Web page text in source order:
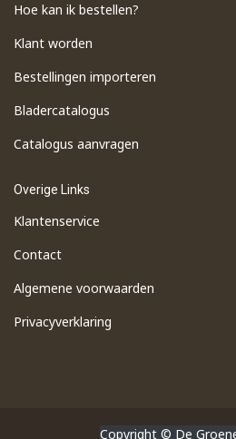
Hoe kan ik bestellen?
Klant worden
Bestellingen importeren
​Bladercatalogus
​Catalogus aanvragen
Overige Links
Klantenservice
Contact
Algemene voorwaarden
Privacyverklaring
Copyright © De